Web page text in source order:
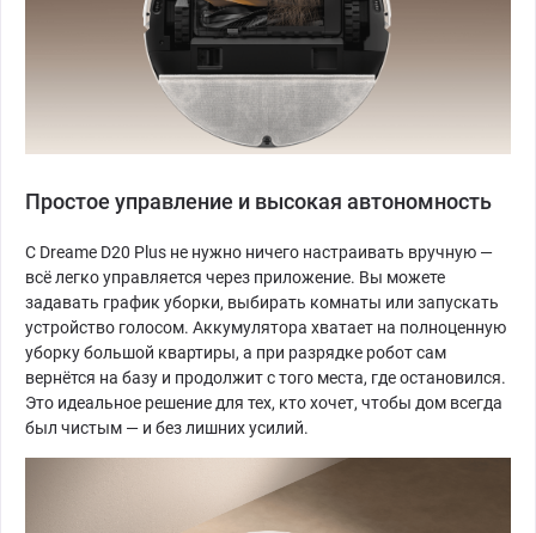
Простое управление и высокая автономность
С Dreame D20 Plus не нужно ничего настраивать вручную —
всё легко управляется через приложение. Вы можете
задавать график уборки, выбирать комнаты или запускать
устройство голосом. Аккумулятора хватает на полноценную
уборку большой квартиры, а при разрядке робот сам
вернётся на базу и продолжит с того места, где остановился.
Это идеальное решение для тех, кто хочет, чтобы дом всегда
был чистым — и без лишних усилий.